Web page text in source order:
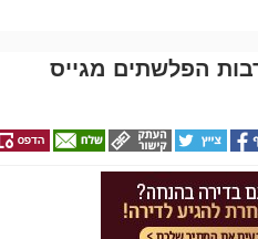
הפלשתים מגייס